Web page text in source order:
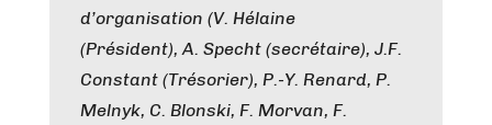
d’organisation (V. Hélaine
(Président), A. Specht (secrétaire), J.F.
Constant (Trésorier), P.-Y. Renard, P.
Melnyk, C. Blonski, F. Morvan, F.